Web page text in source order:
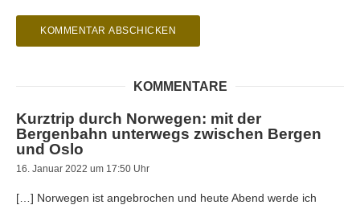
KOMMENTARE
Kurztrip durch Norwegen: mit der
Bergenbahn unterwegs zwischen Bergen
und Oslo
16. Januar 2022 um 17:50 Uhr
[…] Norwegen ist angebrochen und heute Abend werde ich